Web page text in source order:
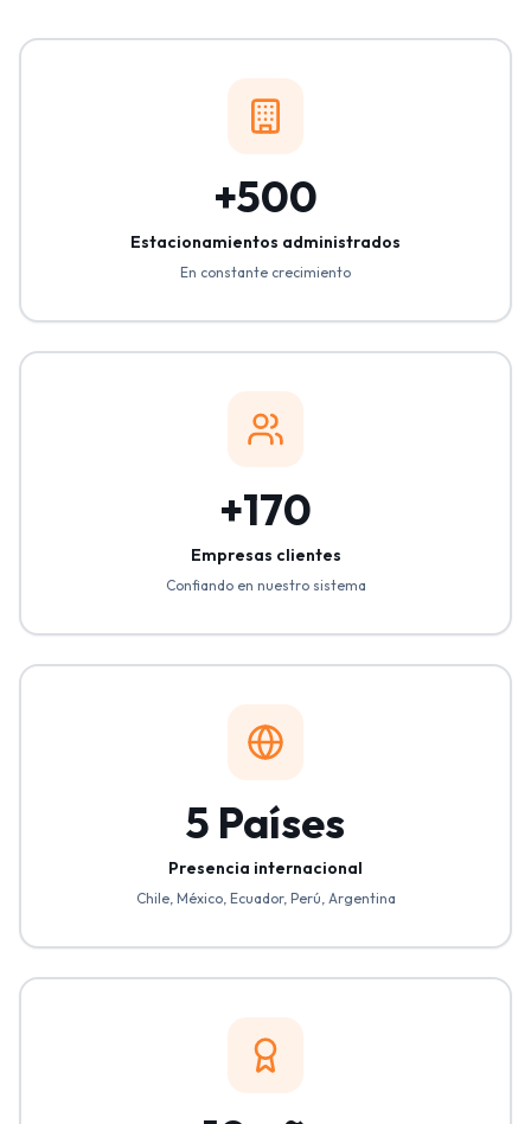
+500
Estacionamientos administrados
En constante crecimiento
+170
Empresas clientes
Confiando en nuestro sistema
5 Países
Presencia internacional
Chile, México, Ecuador, Perú, Argentina